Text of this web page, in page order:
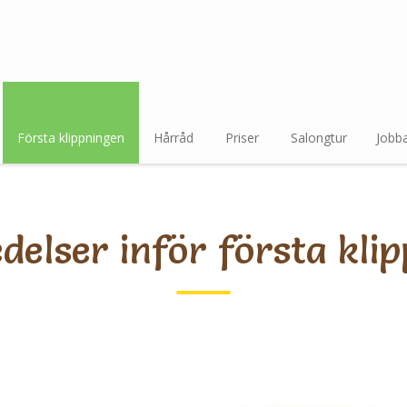
Första klippningen Hårråd Priser Salongtur
inför första